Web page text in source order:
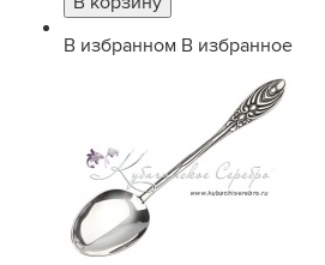
В избранном В избранное